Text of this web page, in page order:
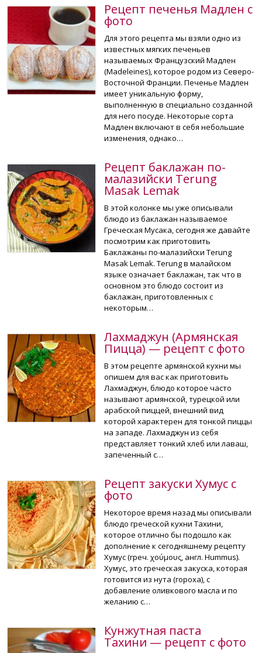
Рецепт печенья Мадлен с
фото
Для этого рецепта мы взяли одно из
известных мягких печеньев
называемых Французский Мадлен
(Madeleines), которое родом из Северо-
Восточной Франции. Печенье Мадлен
имеет уникальную форму,
выполненную в специально созданной
для него посуде. Некоторые сорта
Мадлен включают в себя небольшие
изменения, однако…
Рецепт баклажан по-
малазийски Terung
Masak Lemak
В этой колонке мы уже описывали
блюдо из баклажан называемое
Греческая Мусака, сегодня же давайте
посмотрим как приготовить
Баклажаны по-малазийски Terung
Masak Lemak. Terung в малайском
языке означает баклажан, так что в
основном это блюдо состоит из
баклажан, приготовленных с
некоторым…
Лахмаджун (Армянская
Пицца) — рецепт с фото
В этом рецепте армянской кухни мы
опишем для вас как приготовить
Лахмаджун, блюдо которое часто
называют армянской, турецкой или
арабской пиццей, внешний вид
которой характерен для тонкой пиццы
на западе. Лахмаджун из себя
представляет тонкий хлеб или лаваш,
запеченный с…
Рецепт закуски Хумус с
фото
Некоторое время назад мы описывали
блюдо греческой кухни Тахини,
которое отлично бы подошло как
дополнение к сегодняшнему рецепту
Хумус (греч. χούμους, англ. Hummus).
Хумус, это греческая закуска, которая
готовится из нута (гороха), с
добавление оливкового масла и по
желанию с…
Кунжутная паста
Тахини — рецепт с фото